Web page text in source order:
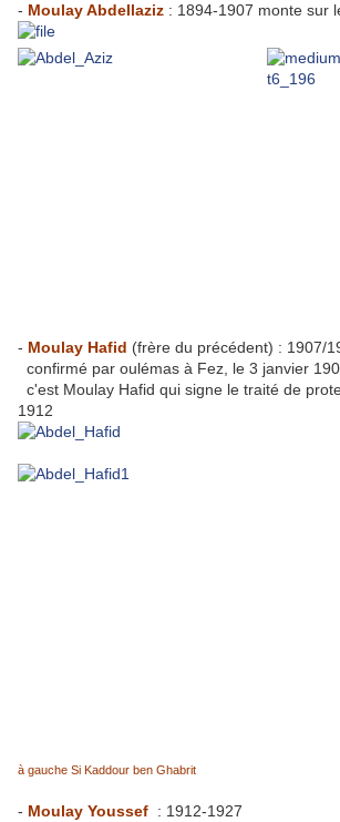
- Moulay Abdellaziz : 1894-1907 monte sur
- Moulay Hafid (frère du précédent) : 1907/
confirmé par oulémas à Fez, le 3 janvier
c'est Moulay Hafid qui signe le traité de
1912
à gauche Si Kaddour ben Ghabrit
- Moulay Youssef : 1912-1927